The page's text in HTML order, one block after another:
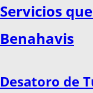
Servicios
Benahavis
Desatoro de